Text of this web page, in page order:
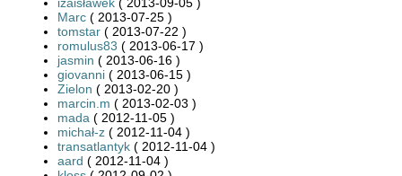
Marc ( 2013-07-25 )
tomstar ( 2013-07-22 )
romulus83 ( 2013-06-17 )
jasmin ( 2013-06-16 )
giovanni ( 2013-06-15 )
Zielon ( 2013-02-20 )
marcin.m ( 2013-02-03 )
mada ( 2012-11-05 )
michał-z ( 2012-11-04 )
transatlantyk ( 2012-11-04 )
aard ( 2012-11-04 )